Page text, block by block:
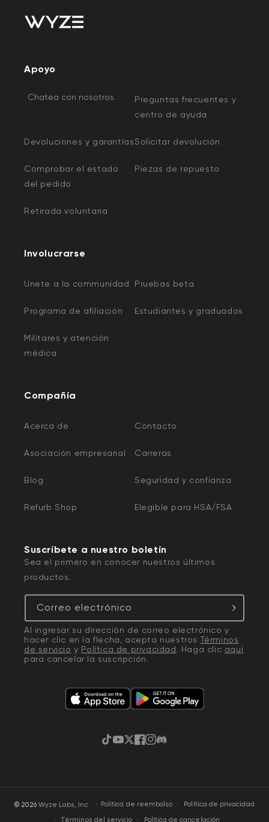
Apoyo
Chatea con nosotros
Preguntas frecuentes y
centro de ayuda
Devoluciones y garantíasSolicitar devolución
Comprobar el estado
del pedido
Piezas de repuesto
Retirada voluntaria
Involucrarse
Unete a la communidad Pruebas beta
Programa de afiliación Estudiantes y graduados
Militares y atención
médica
Compañía
Acerca de Contacto
Asociación empresarial Carreras
Blog Seguridad y confianza
Refurb Shop Elegible para HSA/FSA
Suscríbete a nuestro boletín
Sea el primero en conocer nuestros últimos
productos.
Correo electrónico
Al ingresar su dirección de correo electrónico y
hacer clic en la flecha, acepta nuestros Términos
de servicio y Política de privacidad. Haga clic aquí
para cancelar la suscripción.
TikTok
YouTube
Twitter
Facebook
Instagram
Discordia
© 2026 Wyze Labs, Inc. · Política de reembolso Política de privacidad
Términos del servicio Política de cancelación